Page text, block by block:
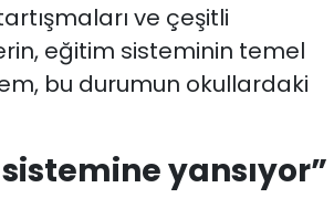
ve çeşitli
eğitim sisteminin temel
bu durumun okullardaki
yansıyor”